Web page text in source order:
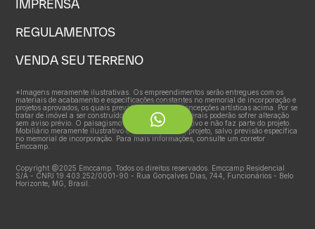
IMPRENSA
REGULAMENTOS
VENDA SEU TERRENO
*Imagens meramente ilustrativas. Os empreendimentos serão entregues com os
materiais de acabamento e especificações constantes no memorial de incorporação e
projetos aprovados, os quais prevalecem sobre as concepções artísticas acima. Por se
tratar de imóvel a ser construído, as características gerais poderão sofrer alteração
sem aviso prévio. O paisagismo é meramente ilustrativo e não faz parte do projeto.
Mobiliário meramente ilustrativo e não faz parte do projeto, salvo previsão específica
no memorial de incorporação. Para mais informações, consulte um corretor
Emccamp.
Copyright @2025 Emccamp. Todos os direitos reservados. Emccamp Residencial
S/A - CNPJ 19.403.252/0001-90 - Rua Gonçalves Dias, 744, Funcionários - Belo
Horizonte, MG, Brasil.